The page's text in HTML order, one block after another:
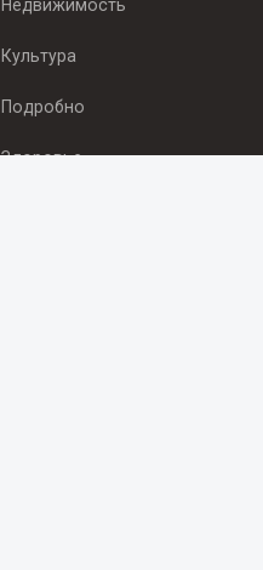
Недвижимость
Культура
Подробно
Здоровье